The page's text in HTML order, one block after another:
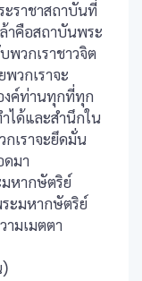
ราชาสถาบันที่
าคือสถาบันพระ
พวกเราชาวจิต
พวกเราจะ
งค์ท่านทุกที่ทุก
ได้และสำนึกใน
เราจะยึดมั่น
มา
หากษัตริย์
ะมหากษัตริย์
มเมตตา